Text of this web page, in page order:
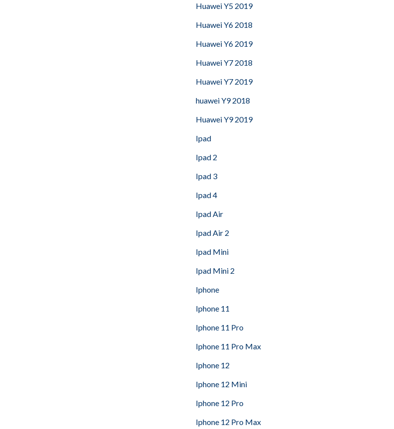
Huawei Y5 2019
Huawei Y6 2018
Huawei Y6 2019
Huawei Y7 2018
Huawei Y7 2019
huawei Y9 2018
Huawei Y9 2019
Ipad
Ipad 2
Ipad 3
Ipad 4
Ipad Air
Ipad Air 2
Ipad Mini
Ipad Mini 2
Iphone
Iphone 11
Iphone 11 Pro
Iphone 11 Pro Max
Iphone 12
Iphone 12 Mini
Iphone 12 Pro
Iphone 12 Pro Max